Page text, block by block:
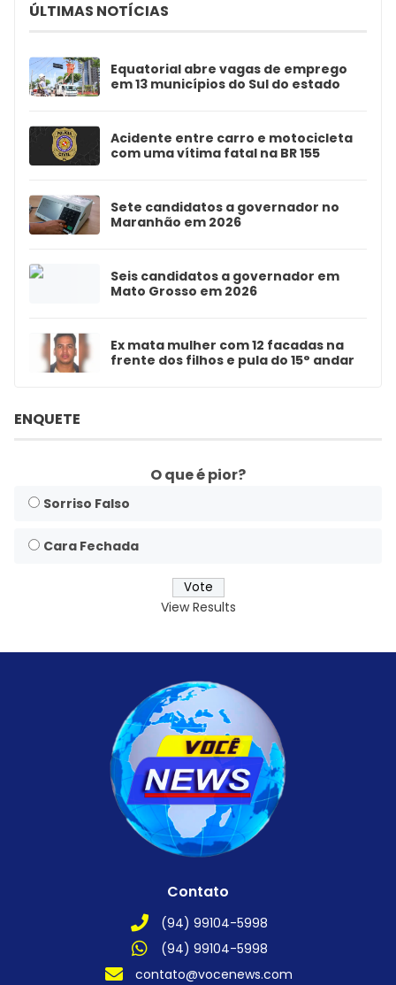
ÚLTIMAS NOTÍCIAS
Equatorial abre vagas de emprego
em 13 municípios do Sul do estado
Acidente entre carro e motocicleta
com uma vítima fatal na BR 155
Sete candidatos a governador no
Maranhão em 2026
Seis candidatos a governador em
Mato Grosso em 2026
Ex mata mulher com 12 facadas na
frente dos filhos e pula do 15° andar
ENQUETE
O que é pior?
Sorriso Falso
Cara Fechada
View Results
Contato
(94) 99104-5998
(94) 99104-5998
contato@vocenews.com